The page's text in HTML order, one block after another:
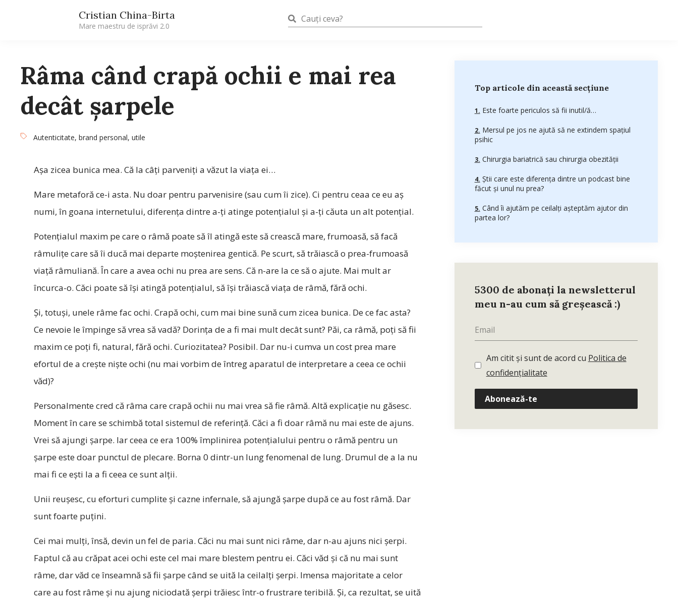
Cristian China-Birta
Mare maestru de isprăvi 2.0
Râma când crapă ochii e mai rea
decât șarpele
Autenticitate, brand personal, utile
Așa zicea bunica mea. Că la câți parveniți a văzut la viața ei…
Mare metaforă ce-i asta. Nu doar pentru parvenisire (sau cum îi zice). Ci pentru ceaa ce eu aș
numi, în goana internetului, diferența dintre a-ți atinge potențialul și a-ți căuta un alt potențial.
Potențialul maxim pe care o râmă poate să îl atingă este să crească mare, frumoasă, să facă
râmulițe care să îi ducă mai departe moștenirea gentică. Pe scurt, să trăiască o prea-frumoasă
viață râmuliană. În care a avea ochi nu prea are sens. Că n-are la ce să o ajute. Mai mult ar
încurca-o. Căci poate să își atingă potențialul, să își trăiască viața de râmă, fără ochi.
Și, totuși, unele râme fac ochi. Crapă ochi, cum mai bine sună cum zicea bunica. De ce fac asta?
Ce nevoie le împinge să vrea să vadă? Dorința de a fi mai mult decât sunt? Păi, ca râmă, poți să fii
maxim ce poți fi, natural, fără ochi. Curiozitatea? Posibil. Dar nu-i cumva un cost prea mare
efortul de a crește niște ochi (nu mai vorbim de întreg aparatul de interpretare a ceea ce ochii
văd)?
Personalmente cred că râma care crapă ochii nu mai vrea să fie râmă. Altă explicație nu găsesc.
Moment în care se schimbă total sistemul de referință. Căci a fi doar râmă nu mai este de ajuns.
Vrei să ajungi șarpe. Iar ceea ce era 100% împlinirea potențialului pentru o râmă pentru un
șarpe este doar punctul de plecare. Borna 0 dintr-un lung fenomenal de lung. Drumul de a la nu
mai fi ce ești la a fi ceea ce sunt alții.
Unii reușesc, cu eforturi cumplite și cazne infernale, să ajungă șarpe după ce au fost râmă. Dar
sunt foarte puțini.
Cei mai mulți, însă, devin un fel de paria. Căci nu mai sunt nici râme, dar n-au ajuns nici șerpi.
Faptul că au crăpat acei ochi este cel mai mare blestem pentru ei. Căci văd și că nu mai sunt
râme, dar văd ce înseamnă să fii șarpe când se uită la ceilalți șerpi. Imensa majoritate a celor
care au fost râme și nu ajung niciodată șerpi trăiesc într-o frustrare teribilă. Și, ca rezultat, se uită
Top articole din această secțiune
Este foarte periculos să fii inutil/ă…
Mersul pe jos ne ajută să ne extindem spațiul
psihic
Chirurgia bariatrică sau chirurgia obezității
Știi care este diferența dintre un podcast bine
făcut și unul nu prea?
Când îi ajutăm pe ceilalți așteptăm ajutor din
partea lor?
5300 de abonați la newsletterul
meu n-au cum să greșească :)
Am citit și sunt de acord cu Politica de
confidențialitate
Abonează-te